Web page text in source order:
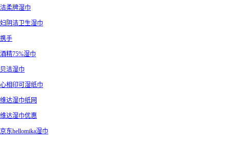
洁柔牌湿巾
妇阴洁卫生湿巾
携手
酒精75%湿巾
贝洁湿巾
心相印可湿纸巾
维达湿巾纸网
维达湿巾优惠
京东hellomika湿巾